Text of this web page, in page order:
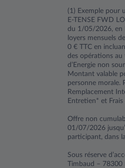
(1) Exemple pour
E-TENSE FWD
du 1/05/2026, en
loyers mensuels
0 € TTC en
des opérations au
d’Energie non
Montant valable
personne morale.
Remplacement
Entretien* et
Offre non
01/07/2026
participant, dans
Sous réserve
Timbaud – 78300